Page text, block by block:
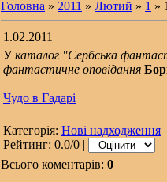
Головна » 2011 » Лютий » 1 »
1.02.2011
Укаталог "Сербська
фантастичне оповідання
Чудо в Гадарі
Категорія: Нові надходження
Рейтинг: 0.0/0 |
Всього коментарів: 0